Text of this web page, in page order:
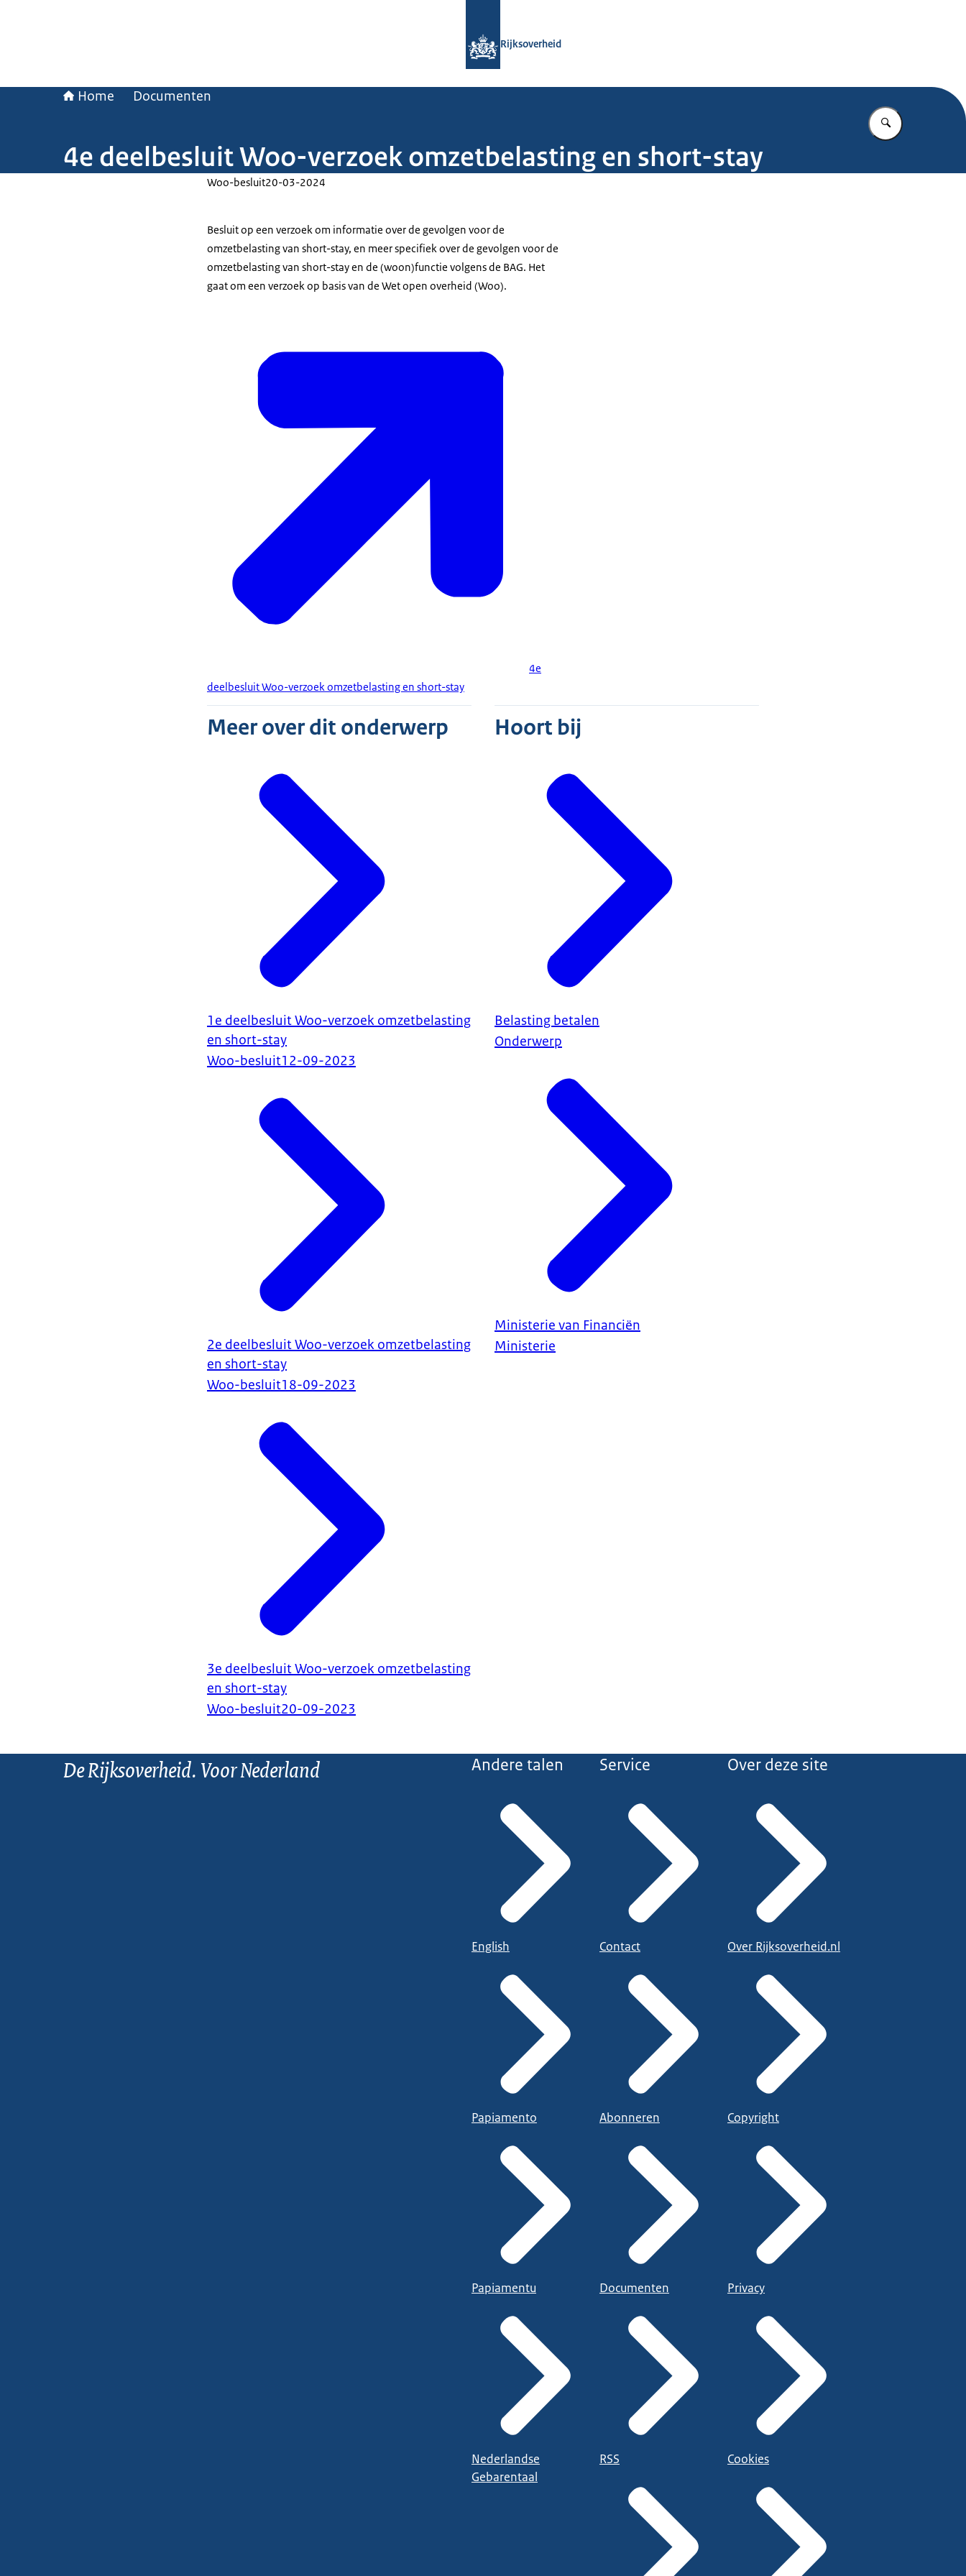
Rijksoverheid
Home Documenten
Vul in wat u
4e deelbesluit Woo-verzoek omzetbelasting en short-stay
Woo-besluit20-03-2024
Besluit op een verzoek om informatie over de gevolgen voor de
omzetbelasting van short-stay, en meer specifiek over de gevolgen voor de
omzetbelasting van short-stay en de (woon)functie volgens de BAG. Het
gaat om een verzoek op basis van de Wet open overheid (Woo).
4e
deelbesluit Woo-verzoek omzetbelasting en short-stay
Meer over dit onderwerp
1e deelbesluit Woo-verzoek omzetbelasting
en short-stay
Woo-besluit12-09-2023
2e deelbesluit Woo-verzoek omzetbelasting
en short-stay
Woo-besluit18-09-2023
3e deelbesluit Woo-verzoek omzetbelasting
en short-stay
Woo-besluit20-09-2023
Hoort bij
Belasting betalen
Onderwerp
Ministerie van Financiën
Ministerie
De Rijksoverheid. Voor Nederland Andere talen
English
Papiamento
Papiamentu
Nederlandse
Gebarentaal
Service
Contact
Abonneren
Documenten
RSS
Over deze site
Over Rijksoverheid.nl
Copyright
Privacy
Cookies